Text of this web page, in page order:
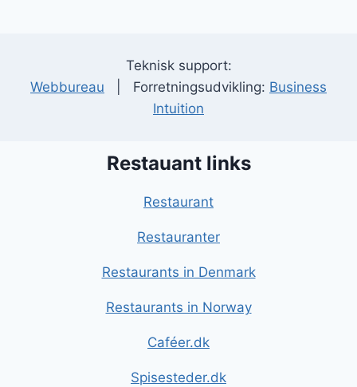
Teknisk support:
Webbureau | Forretningsudvikling: Business
Intuition
Restauant links
Restaurant
Restauranter
Restaurants in Denmark
Restaurants in Norway
Caféer.dk
Spisesteder.dk